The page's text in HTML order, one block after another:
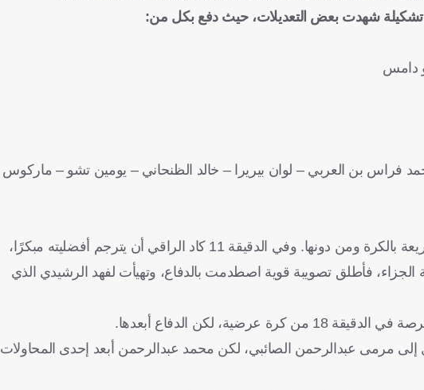
تشكيلة شهدت بعض التعديلات، حيث دفع بكل من:
دامس
بن العربي – لوان بيريرا – خالد الظنحاني – يومين تشو – ماركوس
بدأ الأهلي المباراة بشكل قوي، من خلال ضغط مكثف، وتحركات سريعة بالكرة ومن دونها. وفي الدقيقة 11 كاد الراقي أن يترجم أفضليته مبكرًا،
فأطلق تصويبة قوية اصطدمت بالدفاع، وتهيأت لفهد الرشيدي الذي
لكن الدفاع أبعدها.
مرمى عبدالرحمن الصائبي، لكن محمد عبدالرحمن أبعد إحدى المحاولات